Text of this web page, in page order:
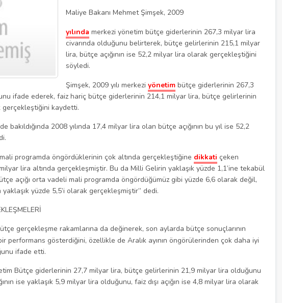
Maliye Bakanı Mehmet Şimşek, 2009
yılında merkezi yönetim bütçe giderlerinin 267,3 milyar lira
civarında olduğunu belirterek, bütçe gelirlerinin 215,1 milyar
lira, bütçe açığının ise 52,2 milyar lira olarak gerçekleştiğini
söyledi.
Şimşek, 2009 yılı merkezi yönetim bütçe giderlerinin 267,3
ifade ederek, faiz hariç bütçe giderlerinin 214,1 milyar lira, bütçe gelirlerinin
kaydetti.
bakıldığında 2008 yılında 17,4 milyar lira olan bütçe açığının bu yıl ise 52,2
programda öngördüklerinin çok altında gerçekleştiğine dikkati çeken
lira altında gerçekleşmiştir. Bu da Milli Gelirin yaklaşık yüzde 1,1’ine tekabül
açığı orta vadeli mali programda öngördüğümüz gibi yüzde 6,6 olarak değil,
yaklaşık yüzde 5,5’i olarak gerçekleşmiştir” dedi.
gerçekleşme rakamlarına da değinerek, son aylarda bütçe sonuçlarının
performans gösterdiğini, özellikle de Aralık ayının öngörülerinden çok daha iyi
ifade etti.
Bütçe giderlerinin 27,7 milyar lira, bütçe gelirlerinin 21,9 milyar lira olduğunu
ise yaklaşık 5,9 milyar lira olduğunu, faiz dışı açığın ise 4,8 milyar lira olarak